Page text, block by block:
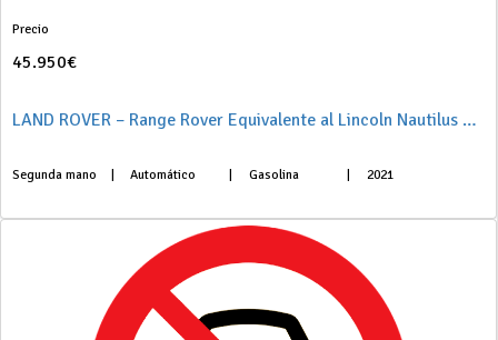
Precio
45.950€
LAND ROVER – Range Rover Equivalente al Lincoln Nautilus 2.0L EcoBoost AWD
Segunda mano Automático Gasolina 2021